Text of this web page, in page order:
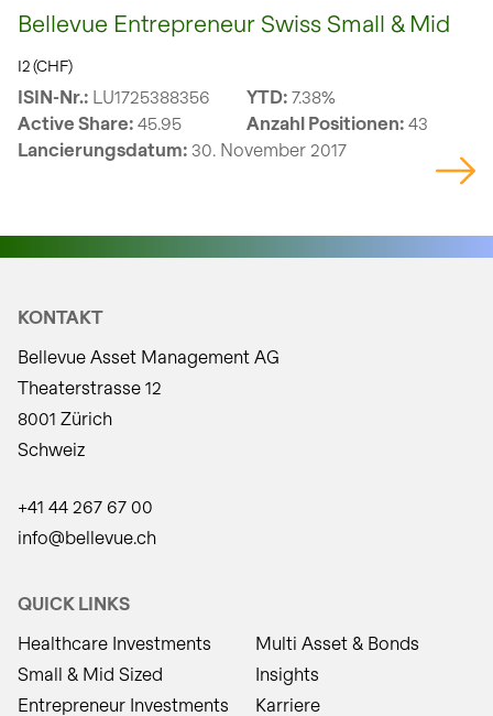
Bellevue Entrepreneur Swiss Small & Mid
I2 (CHF)
ISIN-Nr.: LU1725388356 YTD: 7.38%
Active Share: 45.95 Anzahl Positionen: 43
Lancierungsdatum: 30. November 2017
KONTAKT
Bellevue Asset Management AG
Theaterstrasse 12
8001 Zürich
Schweiz
+41 44 267 67 00
info@bellevue.ch
QUICK LINKS
Healthcare Investments
Small & Mid Sized
Entrepreneur Investments
Multi Asset & Bonds
Insights
Karriere